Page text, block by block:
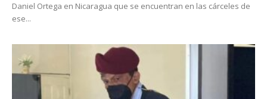
Daniel Ortega en Nicaragua que se encuentran en las cárceles de
ese...